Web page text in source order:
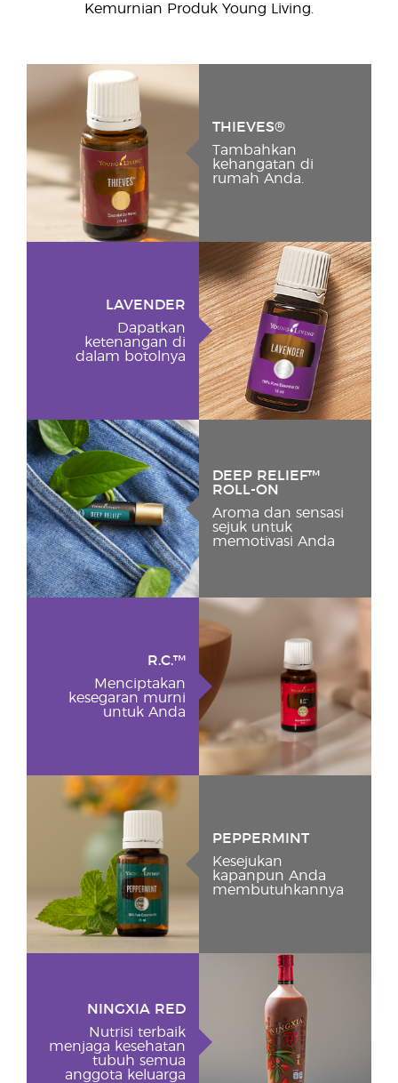
Kemurnian Produk Young Living.
THIEVES®
Tambahkan
kehangatan di
rumah Anda.
LAVENDER
Dapatkan
ketenangan di
dalam botolnya
DEEP RELIEF™
ROLL-ON
Aroma dan sensasi
sejuk untuk
memotivasi Anda
R.C.™
Menciptakan
kesegaran murni
untuk Anda
PEPPERMINT
Kesejukan
kapanpun Anda
membutuhkannya
NINGXIA RED
Nutrisi terbaik
menjaga kesehatan
tubuh semua
anggota keluarga